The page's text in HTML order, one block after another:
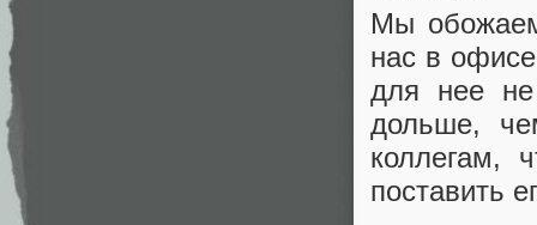
Мы
нас в
для нее не
дольше,
коллегам,
поставить